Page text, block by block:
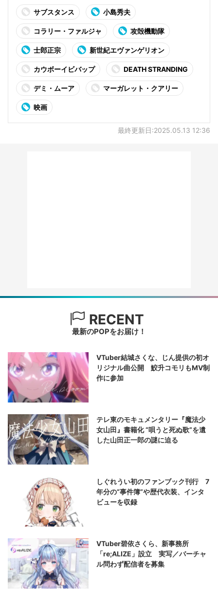
サブスタンス 小島秀夫
コラリー・ファルジャ 攻殻機動隊
士郎正宗 新世紀エヴァンゲリオン
カウボーイビバップ DEATH STRANDING
デミ・ムーア マーガレット・クアリー
映画
最終更新日:2025.05.13 12:36
RECENT
最新のPOPをお届け！
VTuber結城さくな、じん提供の初オ
リジナル曲公開 鮫升コモリもMV制
作に参加
テレ東のモキュメンタリー『魔法少
女山田』書籍化 “唄うと死ぬ歌”を遺
した山田正一郎の謎に迫る
しぐれうい初のファンブック刊行 7
年分の“事件簿”や歴代衣装、インタ
ビューを収録
VTuber碧依さくら、新事務所
「re;ALIZE」設立 実写／バーチャ
ル問わず配信者を募集